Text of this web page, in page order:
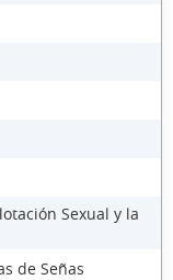
Sexual y la
de Señas